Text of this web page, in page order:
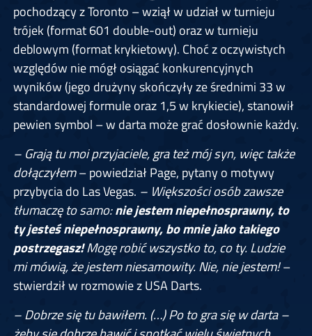
pochodzący z Toronto – wziął w udział w turnieju
trójek (format 601 double-out) oraz w turnieju
deblowym (format krykietowy). Choć z oczywistych
względów nie mógł osiągać konkurencyjnych
wyników (jego drużyny skończyły ze średnimi 33 w
standardowej formule oraz 1,5 w krykiecie), stanowił
pewien symbol – w darta może grać dosłownie każdy.
– Grają tu moi przyjaciele, gra też mój syn, więc także
dołączyłem– powiedział Page, pytany o motywy
przybycia do Las Vegas. – Większości osób zawsze
tłumaczę to samo:nie jestem niepełnosprawny, to
ty jesteś niepełnosprawny, bo mnie jako takiego
postrzegasz!Mogę robić wszystko to, co ty. Ludzie
mi mówią, że jestem niesamowity. Nie, nie jestem!–
stwierdził w rozmowie z USA Darts.
– Dobrze się tu bawiłem. (…) Po to gra się w darta –